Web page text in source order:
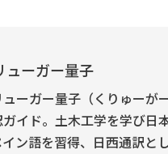
ューガー量子
ューガー量子（くりゅーが
ガイド。土木工学を学び日
イン語を習得、日西通訳と